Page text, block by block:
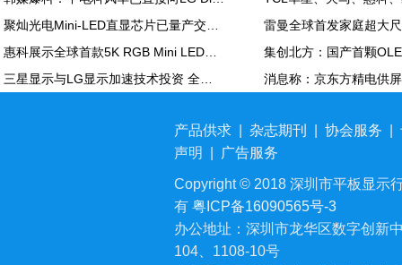
产品供求 杂志期刊 协会服务
声明
广告服务
Copyright © 2018 深圳市平板显示
有 粤ICP备16090565号-3
办公地址：深圳市龙华区数字创新
104、1108-10号